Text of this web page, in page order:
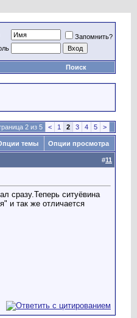
Запомнить?
Поиск
2 из 5 < 1 2 3 4 5 >
темы Опции просмотра
#11
сразу.Теперь ситуёвина
и так же отличается